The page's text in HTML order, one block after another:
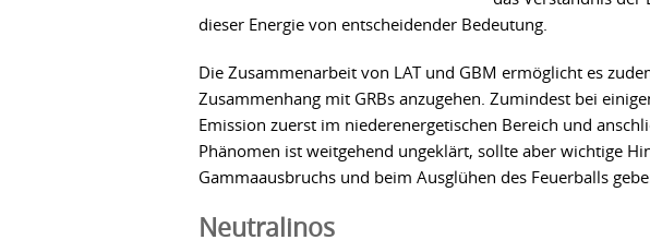
dieser Energie von entscheidender Bedeutung.
Die Zusammenarbeit von LAT und GBM ermöglicht es
Zusammenhang mit GRBs anzugehen. Zumindest bei
Emission zuerst im niederenergetischen Bereich und
Phänomen ist weitgehend ungeklärt, sollte aber wichtige
Gammaausbruchs und beim Ausglühen des Feuerballs
Neutralinos